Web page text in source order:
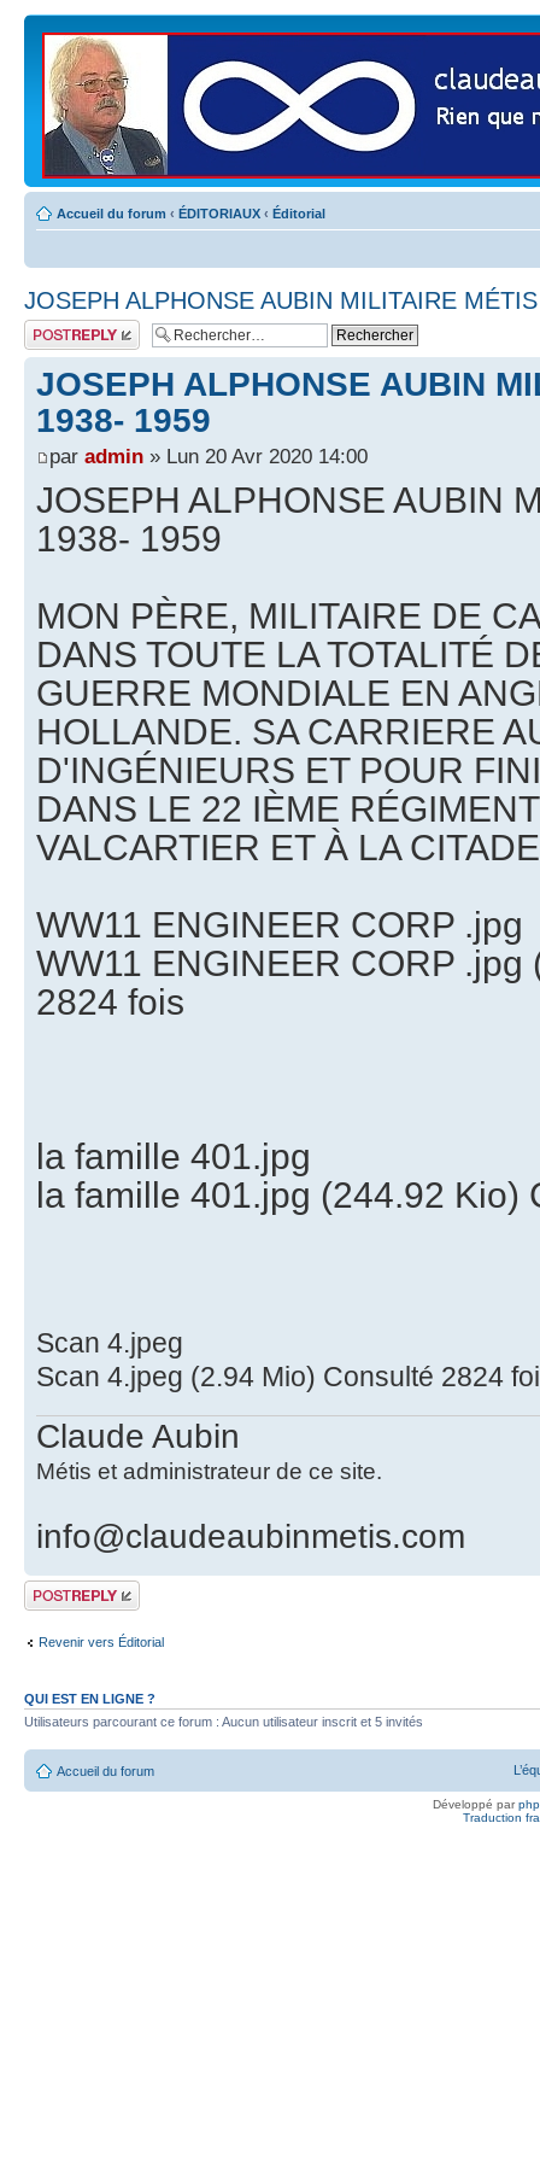
Accueil du forum ‹ ÉDITORIAUX ‹ Éditorial
JOSEPH ALPHONSE AUBIN MILITAIRE
Publier une
réponse
JOSEPH ALPHONSE AUBIN
1938- 1959
par admin » Lun 20 Avr 2020 14:00
JOSEPH ALPHONSE AUBIN
1938- 1959
MON PÈRE, MILITAIRE DE
DANS TOUTE LA TOTALITÉ
GUERRE MONDIALE EN
HOLLANDE. SA CARRIERE
D'INGÉNIEURS ET POUR
DANS LE 22 IÈME
VALCARTIER ET À LA
WW11 ENGINEER CORP .jpg
WW11 ENGINEER CORP
2824 fois
la famille 401.jpg
la famille 401.jpg (244.92 Kio)
Scan 4.jpeg
Scan 4.jpeg (2.94 Mio) Consulté 2824
Claude Aubin
Métis et administrateur de ce site.
info@claudeaubinmetis.com
Publier une
réponse
Revenir vers Éditorial
QUI EST EN LIGNE ?
Utilisateurs parcourant ce forum : Aucun utilisateur inscrit et 5 invités
Accueil du forum
Développé par
Traduction